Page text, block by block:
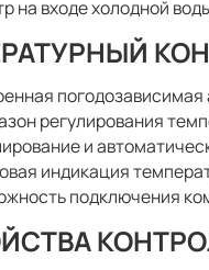
на входе холодной
регулирования
и
индикация
подключения